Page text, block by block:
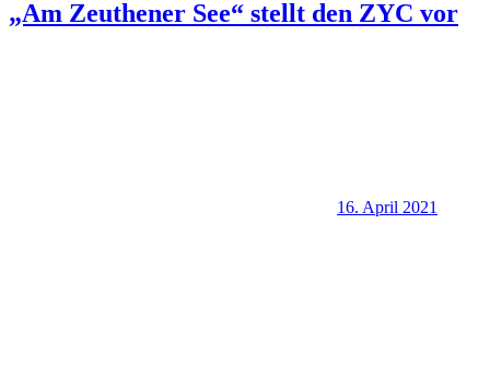
„Am Zeuthener See“ stellt den ZYC vor
16. April 2021